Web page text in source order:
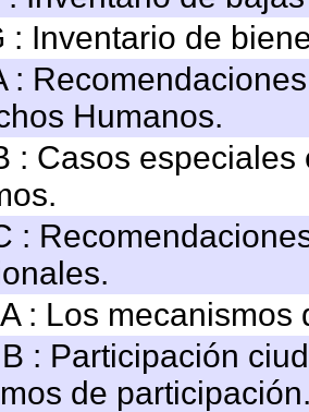
: Inventario de
:
Humanos.
: Casos
:
: Los
: Participación
de